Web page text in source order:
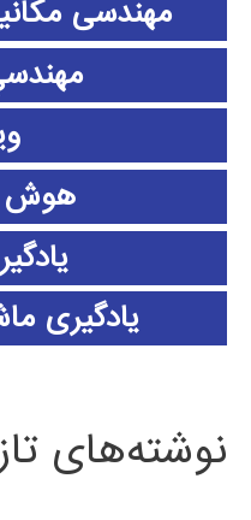
مهندسی
هوش
یادگیری
نوشته‌های